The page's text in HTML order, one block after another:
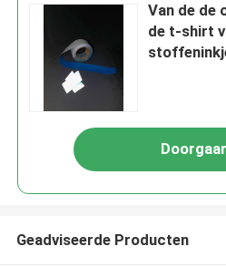
Van de de
de t-shirt
Geadviseerde Producten